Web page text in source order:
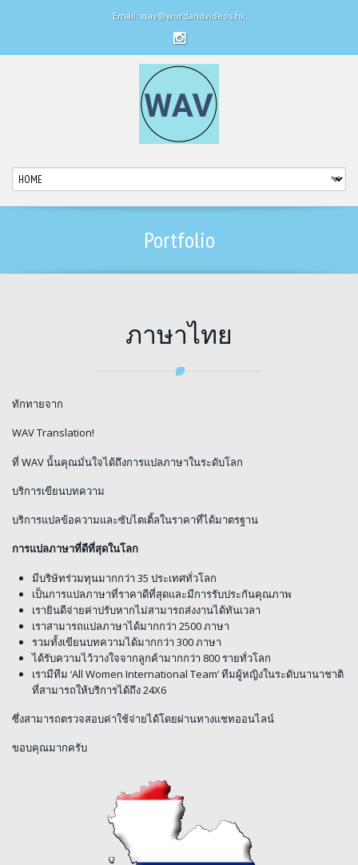
Email: wav@wordandvideos.hk
Portfolio
ภาษาไทย
ทักทายจาก
WAV Translation!
ที่ WAV นั้นคุณมั่นใจได้ถึงการแปลภาษาในระดับโลก
บริการเขียนบทความ
บริการแปลข้อความและซับไตเติ้ลในราคาที่ได้มาตรฐาน
การแปลภาษาที่ดีที่สุดในโลก
มีบริษัทร่วมทุนมากกว่า 35 ประเทศทั่วโลก
เป็นการแปลภาษาที่ราคาดีที่สุดและมีการรับประกันคุณภาพ
เรายินดีจ่ายค่าปรับหากไม่สามารถส่งงานได้ทันเวลา
เราสามารถแปลภาษาได้มากกว่า 2500 ภาษา
รวมทั้งเขียนบทความได้มากกว่า 300 ภาษา
ได้รับความไว้วางใจจากลูกค้ามากกว่า 800 รายทั่วโลก
เรามีทีม ‘All Women International Team’ ทีมผู้หญิงในระดับนานาชาติ
ที่สามารถให้บริการได้ถึง 24X6
ซึ่งสามารถตรวจสอบค่าใช้จ่ายได้โดยผ่านทางแชทออนไลน์
ขอบคุณมากครับ